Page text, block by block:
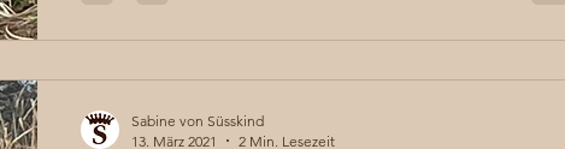
Sabine von Süsskind
13. März 2021
2 Min. Lesezeit